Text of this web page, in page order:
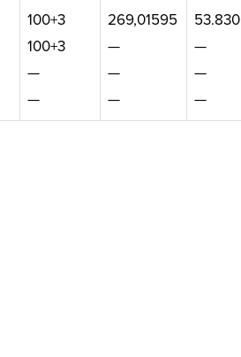
100+3
100+3
—
—
269,01595
—
—
—
53.830
—
—
—